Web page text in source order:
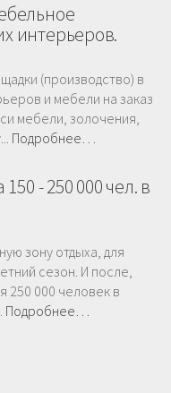
интерьеров.
(производство) в
и мебели на заказ
мебели, золочения,
Подробнее…
- 250 000 чел. в
зону отдыха, для
сезон. И после,
250 000 человек в
Подробнее…